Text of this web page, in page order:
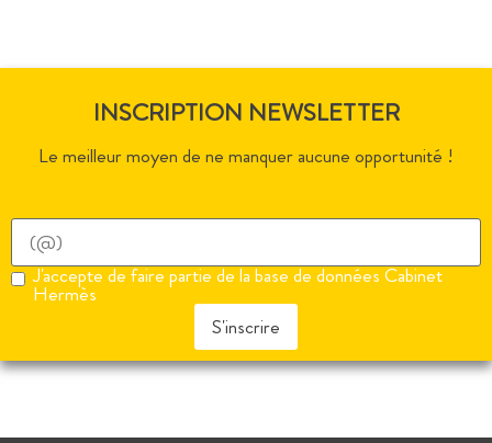
INSCRIPTION NEWSLETTER
Le meilleur moyen de ne manquer aucune opportunité !
J'accepte de faire partie de la base de données Cabinet
Hermès
S'inscrire